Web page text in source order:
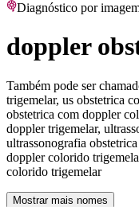
Diagnóstico por
doppler
Também pode ser
trigemelar, us obstetrica
obstetrica com doppler
doppler trigemelar,
ultrassonografia
doppler colorido
colorido trigemelar
Mostrar mais nomes